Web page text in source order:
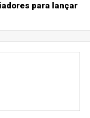
para lançar